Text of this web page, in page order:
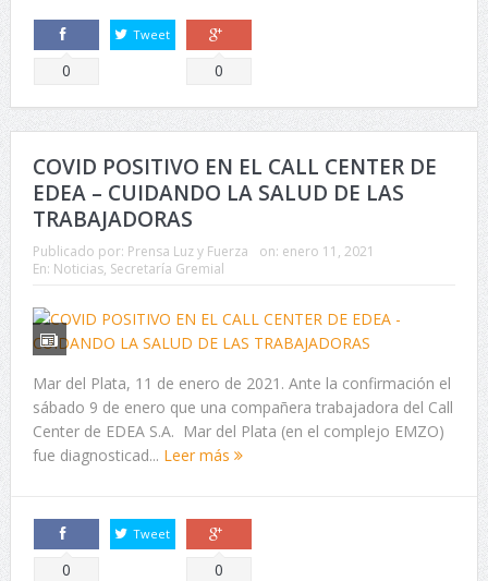
Comparte
0
Tweet
Comparte
0
COVID POSITIVO EN EL CALL CENTER DE
EDEA – CUIDANDO LA SALUD DE LAS
TRABAJADORAS
Publicado por: Prensa Luz y Fuerza on: enero 11, 2021
En: Noticias, Secretaría Gremial
Mar del Plata, 11 de enero de 2021. Ante la confirmación el
sábado 9 de enero que una compañera trabajadora del Call
Center de EDEA S.A. Mar del Plata (en el complejo EMZO)
fue diagnosticad... Leer más
Comparte
0
Tweet
Comparte
0